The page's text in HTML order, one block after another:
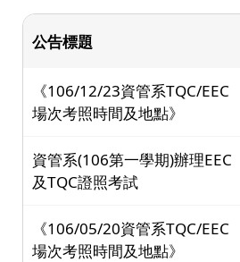
公告標題
《106/12/23資管系TQC/EEC
場次考照時間及地點》
資管系(106第一學期)辦理EEC
及TQC證照考試
《106/05/20資管系TQC/EEC
場次考照時間及地點》